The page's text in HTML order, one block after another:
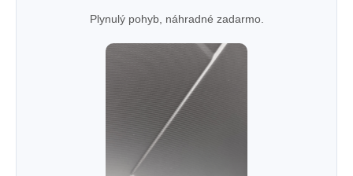
Plynulý pohyb, náhradné zadarmo.